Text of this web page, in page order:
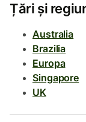
Țări și
Australia
Brazilia
Europa
Singapore
UK